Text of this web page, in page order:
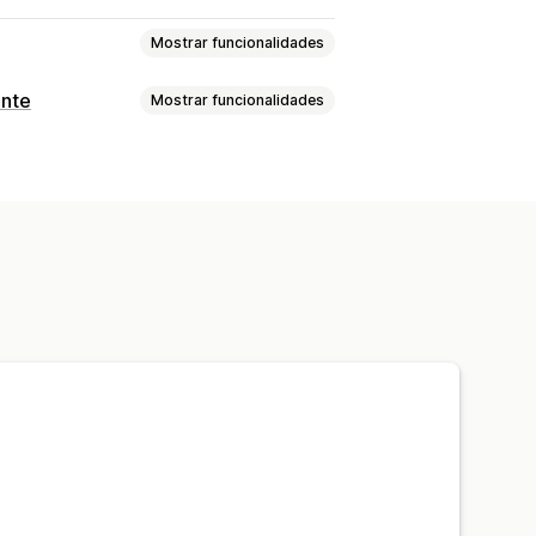
Mostrar funcionalidades
Mostrar funcionalidades